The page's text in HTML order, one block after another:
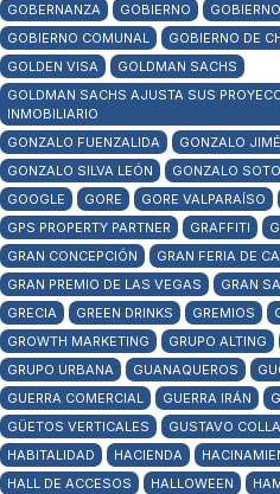
GOBERNANZA
GOBIERNO
GOBIERNO COMUNAL
GOBIERNO DE
GOLDEN VISA
GOLDMAN SACHS
GOLDMAN SACHS AJUSTA SUS
INMOBILIARIO
GONZALO FUENZALIDA
GONZALO
GONZALO SILVA LEÓN
GONZALO
GOOGLE
GORE GORE VALPARAÍSO
GPS PROPERTY PARTNER
GRAFFITI
GRAN CONCEPCIÓN
GRAN FERIA DE
GRAN PREMIO DE LAS VEGAS
GRAN
GRECIA
GREEN DRINKS GREMIOS
GROWTH MARKETING
GRUPO ALTING
GRUPO URBANA
GUANAQUEROS
GUERRA COMERCIAL
GUERRA IRÁN
GÜETOS VERTICALES
GUSTAVO
HABITALIDAD
HACIENDA
HALL DE ACCESOS
HALLOWEEN